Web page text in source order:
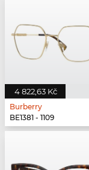
4 822,63 Kč
Burberry
BE1381 - 1109